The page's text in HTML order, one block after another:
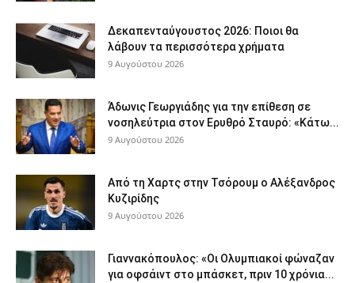
Δεκαπενταύγουστος 2026: Ποιοι θα
λάβουν τα περισσότερα χρήματα
9 Αυγούστου 2026
Άδωνις Γεωργιάδης για την επίθεση σε
νοσηλεύτρια στον Ερυθρό Σταυρό: «Κάτω...
9 Αυγούστου 2026
Από τη Χαρτς στην Τσόρουμ ο Αλέξανδρος
Κυζιρίδης
9 Αυγούστου 2026
Γιαννακόπουλος: «Οι Ολυμπιακοί φώναζαν
για οφσάιντ στο μπάσκετ, πριν 10 χρόνια...